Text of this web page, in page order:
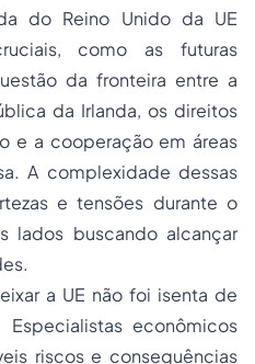
do Reino Unido da UE
como as futuras
da fronteira entre a
da Irlanda, os direitos
e a cooperação em áreas
A complexidade dessas
e tensões durante o
lados buscando alcançar
a UE não foi isenta de
econômicos
riscos e consequências